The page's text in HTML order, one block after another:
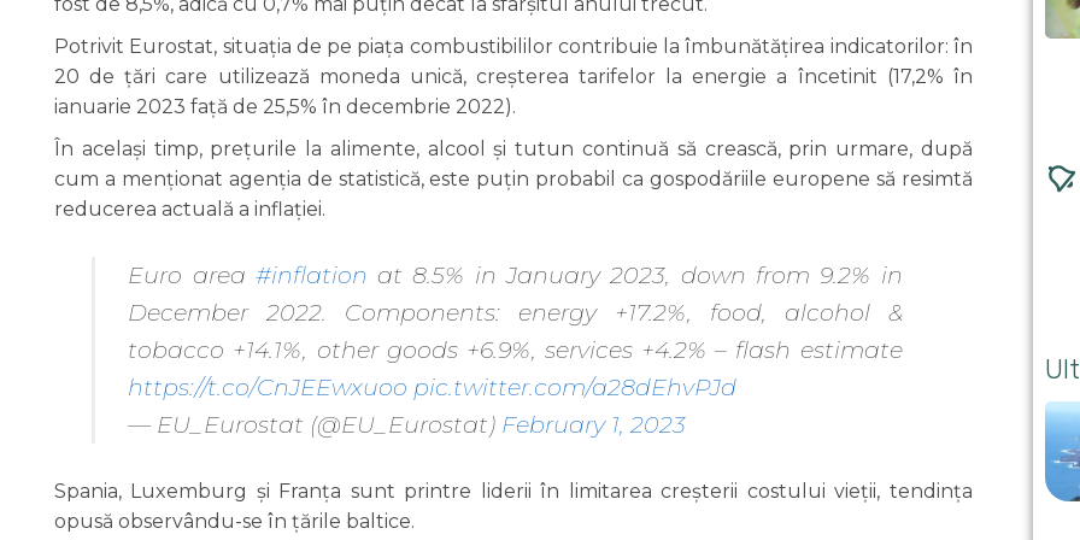
Potrivit Eurostat, situația de pe piața combustibililor contribuie la îmbunătățirea indicatorilor: în
20 de țări care utilizează moneda unică, creșterea tarifelor la energie a încetinit (17,2% în
ianuarie 2023 față de 25,5% în decembrie 2022).
În același timp, prețurile la alimente, alcool și tutun continuă să crească, prin urmare, după
cum a menționat agenția de statistică, este puțin probabil ca gospodăriile europene să resimtă
reducerea actuală a inflației.
Euro area #inflation at 8.5% in January 2023, down from 9.2% in
December 2022. Components: energy +17.2%, food, alcohol &
tobacco +14.1%, other goods +6.9%, services +4.2% – flash estimate
https://t.co/CnJEEwxuoo pic.twitter.com/a28dEhvPJd
— EU_Eurostat (@EU_Eurostat) February 1, 2023
Spania, Luxemburg și Franța sunt printre liderii în limitarea creșterii costului vieții, tendința
opusă observându-se în țările baltice.